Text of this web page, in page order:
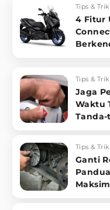
Tips & Trik
4 Fitur
Tips & Trik
Jaga
Waktu
Tips & Trik
Ganti